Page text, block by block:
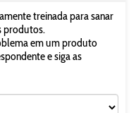
treinada para sanar
produtos.
em um produto
e siga as